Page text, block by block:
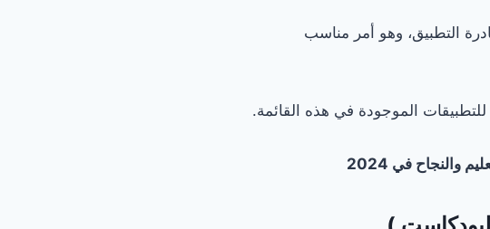
التطبيق، وهو أمر مناسب
والنجاح في 2024